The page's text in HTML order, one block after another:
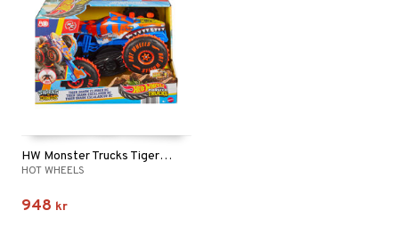
HW Monster Trucks Tiger Shark Climber RC
HOT WHEELS
948 kr